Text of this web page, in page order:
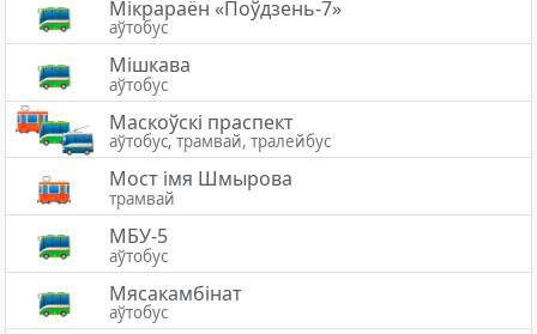
Мікрараён «Поўдзень-7»
аўтобус
Мішкава
аўтобус
Маскоўскі праспект
аўтобус, трамвай, тралейбус
Мост імя Шмырова
трамвай
МБУ-5
аўтобус
Мясакамбінат
аўтобус